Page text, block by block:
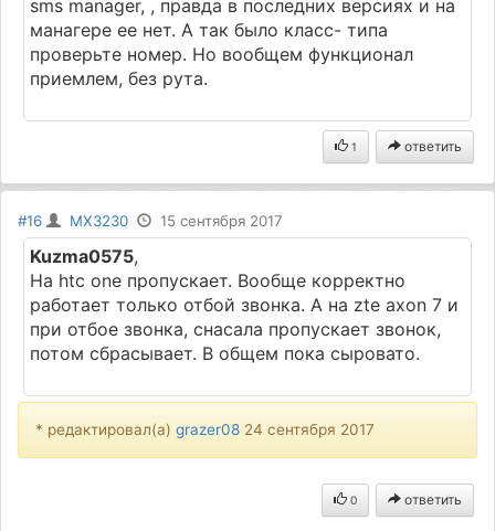
sms manager, , правда в последних версиях и на
манагере ее нет. А так было класс- типа
проверьте номер. Но вообщем функционал
приемлем, без рута.
1 ответить
#16 MX3230 15 сентября 2017
Kuzma0575,
На htc one пропускает. Вообще корректно
работает только отбой звонка. А на zte axon 7 и
при отбое звонка, снасала пропускает звонок,
потом сбрасывает. В общем пока сыровато.
* редактировал(а)grazer08 24 сентября 2017
0 ответить